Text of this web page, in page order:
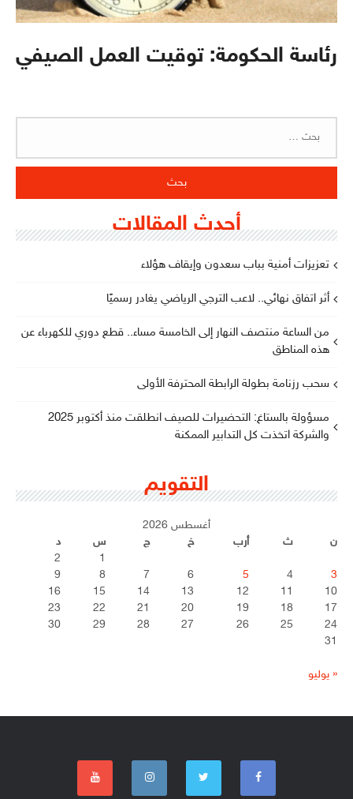
رئاسة الحكومة: توقيت العمل الصيفي
أحدث المقالات
تعزيزات أمنية بباب سعدون وإيقاف هؤلاء
أثر اتفاق نهائي.. لاعب الترجي الرياضي يغادر رسميًا
من الساعة منتصف النهار إلى الخامسة مساء.. قطع دوري للكهرباء عن
هذه المناطق
سحب رزنامة بطولة الرابطة المحترفة الأولى
مسؤولة بالستاغ: التحضيرات للصيف انطلقت منذ أكتوبر 2025
والشركة اتخذت كل التدابير الممكنة
التقويم
أغسطس 2026
ن
ث أرب خ ج س
د
1
2
3
4
5
6
7
8
9
10
11
12
13
14
15
16
17
18
19
20
21
22
23
24
25
26
27
28
29
30
31
« يوليو